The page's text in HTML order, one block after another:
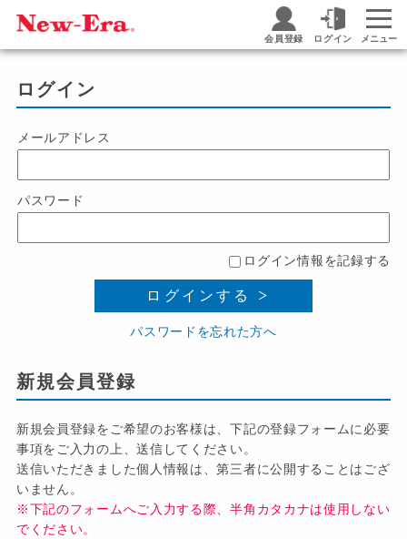
会員登録 ログイン メニュー
ログイン
メールアドレス
パスワード
ログイン情報を記録する
ログインする
パスワードを忘れた方へ
新規会員登録
新規会員登録をご希望のお客様は、下記の登録フォームに必要
事項をご入力の上、送信してください。
送信いただきました個人情報は、第三者に公開することはござ
いません。
※下記のフォームへご入力する際、半角カタカナは使用しない
でください。